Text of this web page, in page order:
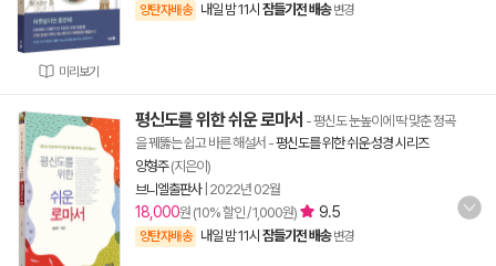
미리보기
양탄자배송 내일 밤 11시 잠들기전 배송 변경
평신도를 위한 쉬운 로마서 - 평신도 눈높이에 딱 맞춘 정곡
을 꿰뚫는 쉽고 바른 해설서 -평신도를 위한 쉬운 성경 시리즈
양형주(지은이)
브니엘출판사| 2022년 02월
18,000원 (10% 할인 / 1,000원) 9.5
양탄자배송 내일 밤 11시 잠들기전 배송 변경